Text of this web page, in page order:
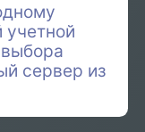
учетной
сервер из